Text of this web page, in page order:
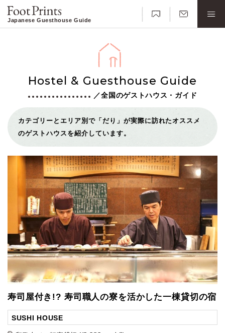
Japanese Guesthouse Guide
Hostel & Guesthouse Guide
／全国のゲストハウス・ガイド
カテゴリーとエリア別で「だり」が実際に訪れたオススメ
のゲストハウスを紹介しています。
寿司屋付き!? 寿司職人の寮を活かした一棟貸切の宿
SUSHI HOUSE